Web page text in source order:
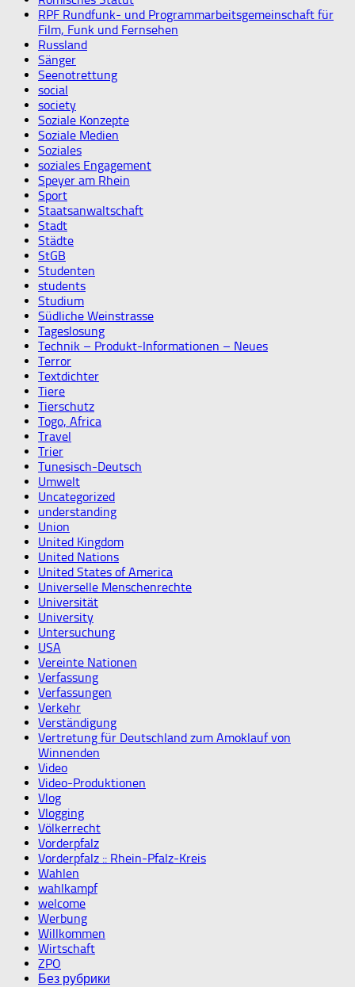
RPF Rundfunk- und Programmarbeitsgemeinschaft für
Film, Funk und Fernsehen
Russland
Sänger
Seenotrettung
social
society
Soziale Konzepte
Soziale Medien
Soziales
soziales Engagement
Speyer am Rhein
Sport
Staatsanwaltschaft
Stadt
Städte
StGB
Studenten
students
Studium
Südliche Weinstrasse
Tageslosung
Technik – Produkt-Informationen – Neues
Terror
Textdichter
Tiere
Tierschutz
Togo, Africa
Travel
Trier
Tunesisch-Deutsch
Umwelt
Uncategorized
understanding
Union
United Kingdom
United Nations
United States of America
Universelle Menschenrechte
Universität
University
Untersuchung
USA
Vereinte Nationen
Verfassung
Verfassungen
Verkehr
Verständigung
Vertretung für Deutschland zum Amoklauf von
Winnenden
Video
Video-Produktionen
Vlog
Vlogging
Völkerrecht
Vorderpfalz
Vorderpfalz :: Rhein-Pfalz-Kreis
Wahlen
wahlkampf
welcome
Werbung
Willkommen
Wirtschaft
ZPO
Без рубрики